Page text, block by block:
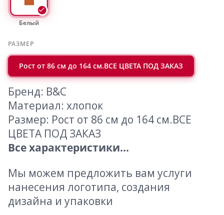
Белый
РАЗМЕР
Рост от 86 см до 164 см.ВСЕ ЦВЕТА ПОД ЗАКАЗ
Бренд: B&C
Материал: хлопок
Размер: Рост от 86 см до 164 см.ВСЕ
ЦВЕТА ПОД ЗАКАЗ
Все характеристики...
Мы можем предложить вам услуги
нанесения логотипа, создания
дизайна и упаковки